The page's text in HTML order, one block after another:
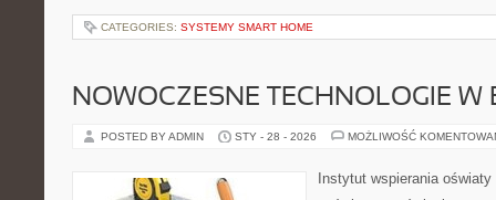
CATEGORIES: SYSTEMY SMART HOME
NOWOCZESNE TECHNOLOGIE W
POSTED BY ADMIN STY - 28 - 2026 MOŻLIWOŚĆ
Instytut wspierania